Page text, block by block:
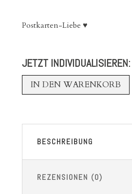
Postkarten-Liebe ♥
JETZT INDIVIDUALISIEREN:
IN DEN WARENKORB
BESCHREIBUNG
REZENSIONEN (0)